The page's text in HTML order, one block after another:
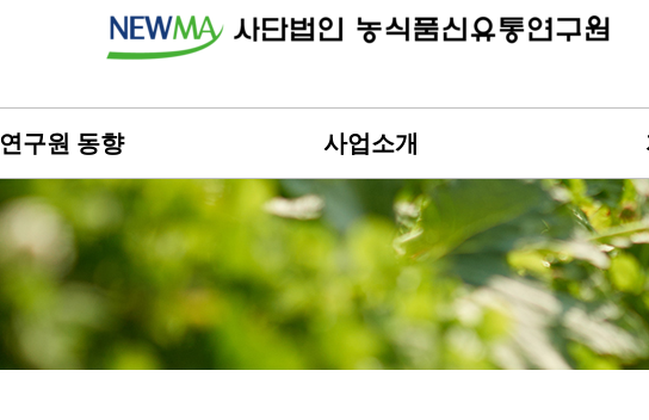
연구원 동향 사업소개